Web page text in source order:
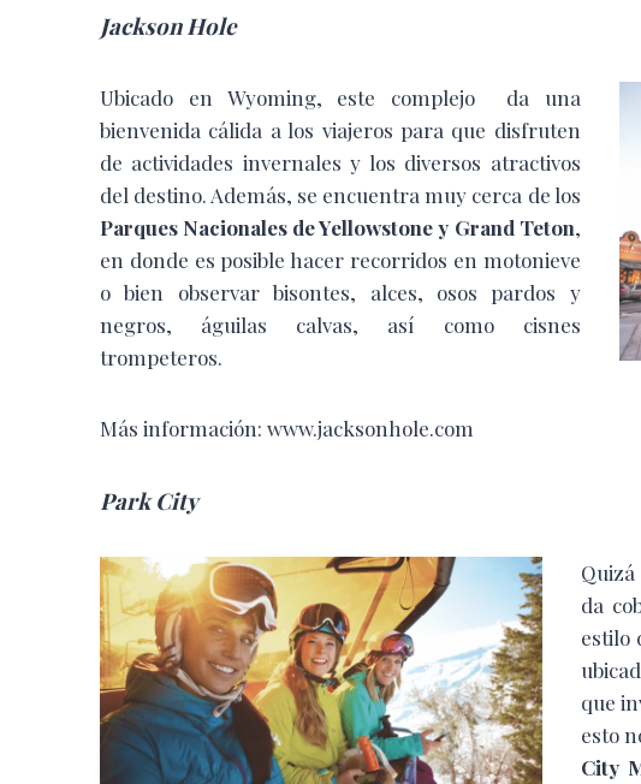
Jackson Hole
Ubicado en Wyoming, este complejo
da una
bienvenida cálida a los viajeros para que disfruten
de actividades invernales y los diversos atractivos
del destino. Además, se encuentra muy cerca de los
Parques Nacionales de Yellowstone y Grand Teton,
en donde es posible hacer recorridos en motonieve
o bien observar bisontes, alces, osos pardos y
negros, águilas calvas, así como cisnes
trompeteros.
Más información: www.jacksonhole.com
Park City
da
estilo
que
esto
City